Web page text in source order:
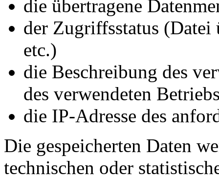
die übertragene
der Zugriffsstatus (Datei
etc.)
die Beschreibung des
des verwendeten
die IP-Adresse des
Die gespeicherten Daten
technischen oder